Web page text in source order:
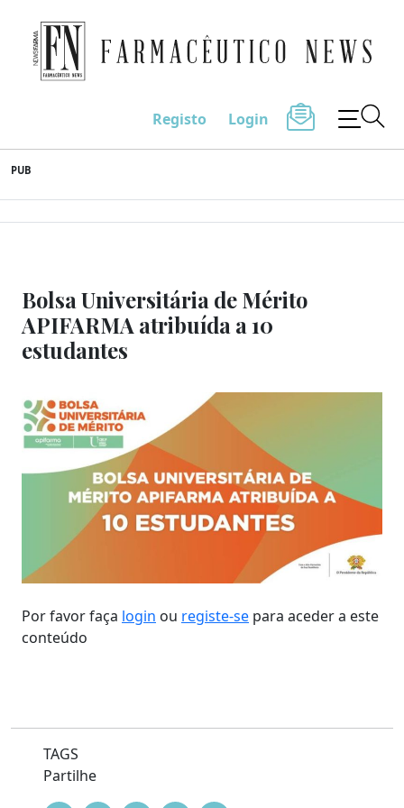
to
content
Farmacêutico News
Registo Login
PUB
Bolsa Universitária de Mérito
APIFARMA atribuída a 10
estudantes
Por favor faça login ou registe-se para aceder a este
conteúdo
TAGS
Partilhe